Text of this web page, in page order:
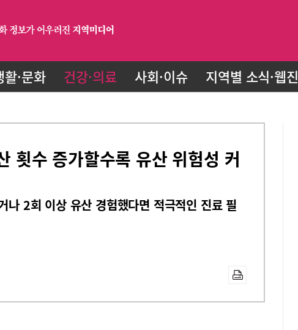
활·문화 건강·의료 사회·이슈 지역별 소식·웹진
횟수 증가할수록 유산 위험성 커
나 2회 이상 유산 경험했다면 적극적인 진료 필